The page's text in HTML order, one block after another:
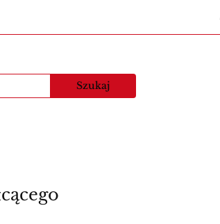
Nowości